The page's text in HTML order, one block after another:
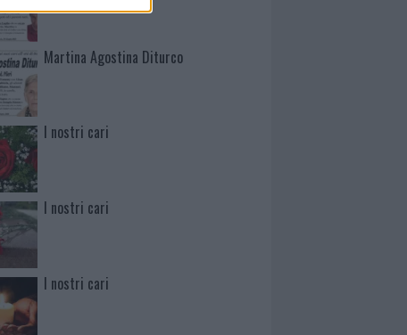
Martina Agostina Diturco
I nostri cari
I nostri cari
I nostri cari